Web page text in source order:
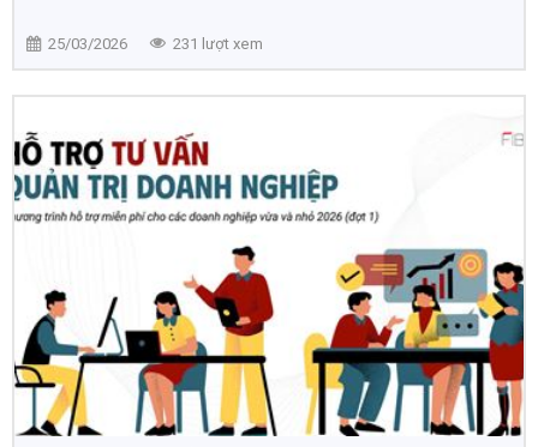
25/03/2026 231 lượt xem